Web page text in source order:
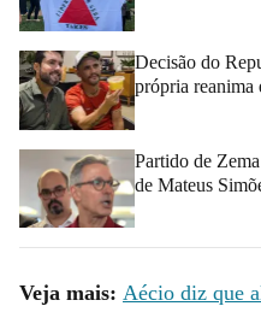
Decisão do
própria reanima
Partido de
de Mateus
Veja mais: Aécio diz que